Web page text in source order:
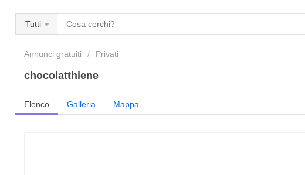
Tutti
Annunci gratuiti Privati
chocolatthiene
Elenco Galleria Mappa